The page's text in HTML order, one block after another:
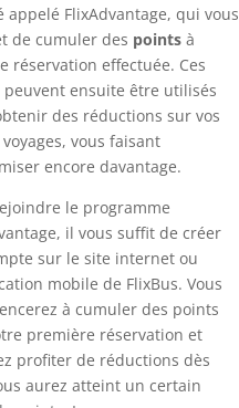
appelé FlixAdvantage, qui vous
de cumuler des pointsà
réservation effectuée. Ces
peuvent ensuite être utilisés
des réductions sur vos
vous faisant
encore davantage.
le programme
il vous suffit de créer
sur le site internet ou
mobile de FlixBus. Vous
à cumuler des points
première réservation et
profiter de réductions dès
aurez atteint un certain